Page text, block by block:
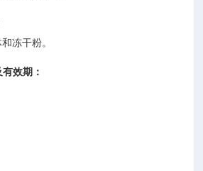
冻干粉。
效期：